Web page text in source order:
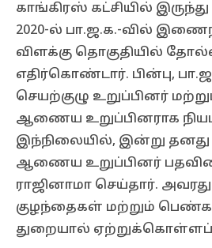
காங்கிரஸ் கட்சியில் இருந்து
2020-ல் பா.ஜ.க.-வில்
விளக்கு தொகுதியில்
எதிர்கொண்டார். பின்பு,
செயற்குழு உறுப்பினர்
ஆணைய உறுப்பினராக
இந்நிலையில், இன்று தனது
ஆணைய உறுப்பினர்
ராஜினாமா செய்தார்.
குழந்தைகள் மற்றும்
துறையால்